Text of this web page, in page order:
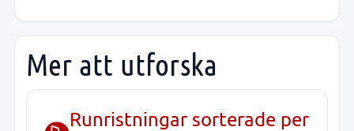
Mer att utforska
Runristningar sorterade per